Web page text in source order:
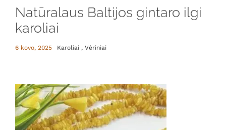
Natūralaus Baltijos gintaro ilgi
karoliai
6 kovo, 2025 Karoliai , Vėriniai